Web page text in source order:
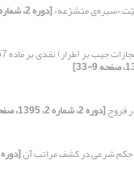
«سیر‌ه‌ی متشرّعه»[دوره 2، شماره 2، 1395، صفحه 75-96]
(طرار) نقدی بر ماده 657 قانون مجازات اسلامی
فروج[دوره 2، شماره 2، 1395، صفحه 31-48]
حکم شرعی در کشف مراتب آن